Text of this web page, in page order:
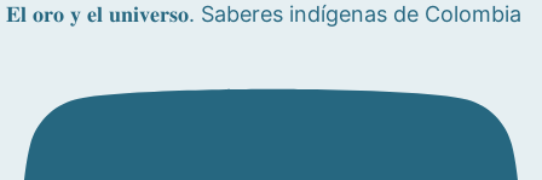
𝐄𝐥 𝐨𝐫𝐨 𝐲 𝐞𝐥 𝐮𝐧𝐢𝐯𝐞𝐫𝐬𝐨. Saberes indígenas de Colombia